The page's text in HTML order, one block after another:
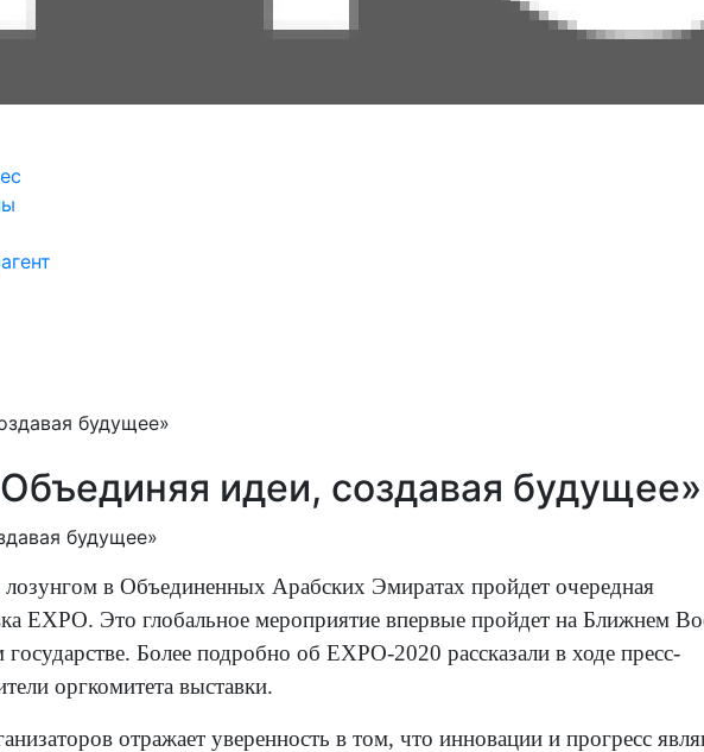
будущее»
идеи, создавая будущее»
в Объединенных Арабских Эмиратах пройдет очередная
EXPO. Это глобальное мероприятие впервые пройдет на Ближнем
Более подробно об EXPO-2020 рассказали в ходе пресс-
оргкомитета выставки.
отражает уверенность в том, что инновации и прогресс